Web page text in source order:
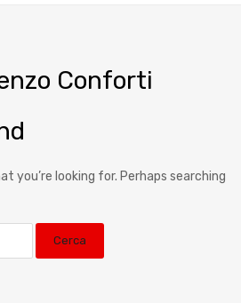
Conforti
you’re looking for. Perhaps searching